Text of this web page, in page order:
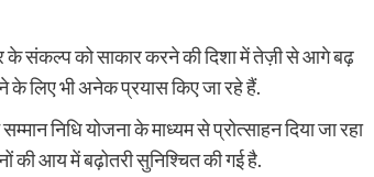
के संकल्प को साकार करने की दिशा में तेज़ी से आगे बढ़
के लिए भी अनेक प्रयास किए जा रहे हैं.
निधि योजना के माध्यम से प्रोत्साहन दिया जा रहा
की आय में बढ़ोतरी सुनिश्चित की गई है.